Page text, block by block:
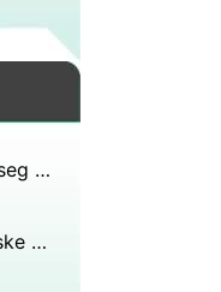
Hvor lenge skal man komme seg etter nålbiopsi?
Hva er anoksiske og hypoksiske hjerneskader?